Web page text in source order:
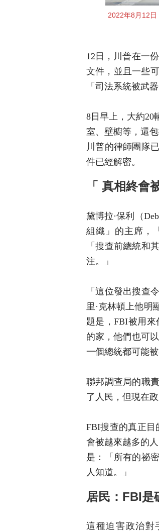
2022年8月12
12日，川普在一
文件，並且一些
「司法系統被武
8日早上，大約20
室、壁櫥等，還
川普的律師團隊
件已經解密。
「 真相終會
黛博拉·保利（
組織」的主席，
「搜查前總統和
注。」
「這位發出搜查
里·克林頓上他明
題是，FBI被用
的家，他們也可
一個總統都可能
聯邦調查局的職
了人民，但現在
FBI搜查的真正目
會被越來越多的
是：「所有的祕
人知道。」
居民：FBI是
這種迫害政治對